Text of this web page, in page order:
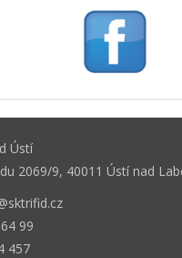
Ústí
2069/9, 40011 Ústí nad
99
457